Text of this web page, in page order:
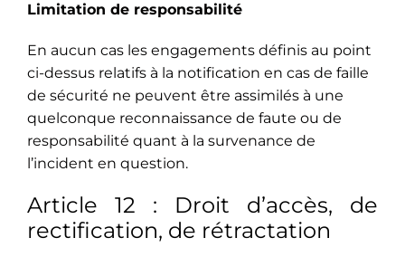
Limitation de responsabilité
En aucun cas les engagements définis au point
ci-dessus relatifs à la notification en cas de faille
de sécurité ne peuvent être assimilés à une
quelconque reconnaissance de faute ou de
responsabilité quant à la survenance de
l’incident en question.
Article 12 : Droit d’accès, de
rectification, de rétractation